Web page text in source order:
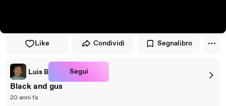
Like Condividi Segnalibro
Luis B Segui
Black and gus
20 anni fa